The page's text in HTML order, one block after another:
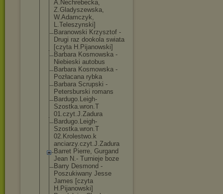
A.Nechrebecka,
Z.Gladyszewska,
W.Adamczyk,
L.Teleszynski]
Baranowski Krzysztof -
Drugi raz dookola swiata
[czyta H.Pijanowski]
Barbara Kosmowska -
Niebieski autobus
Barbara Kosmowska -
Pozłacana rybka
Barbara Scrupski -
Petersburski romans
Bardugo.Leigh-
Szostka.wron.T
01.czyt.J.Zadura
Bardugo.Leigh-
Szostka.wron.T
02.Krolestwo.k
anciarzy.czyt.J.Zadura
Barret Pierre, Gurgand
Jean N.- Turnieje boze
Barry Desmond -
Poszukiwany Jesse
James [czyta
H.Pijanowski]